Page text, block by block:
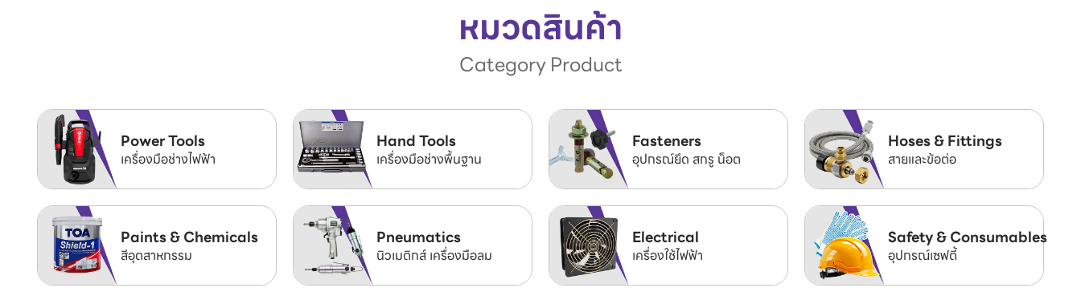
หมวดสินค้า
Category Product
Power Tools
เครื่องมือช่างไฟฟ้า
Hand Tools
เครื่องมือช่างพื้นฐาน
Fasteners
อุปกรณ์ยึด สกรู น็อต
Hoses & Fittings
สายและข้อต่อ
Paints & Chemicals
สีอุตสาหกรรม
Pneumatics
นิวเมติกส์ เครื่องมือลม
Electrical
เครื่องใช้ไฟฟ้า
Safety & Consumables
อุปกรณ์เซฟตี้